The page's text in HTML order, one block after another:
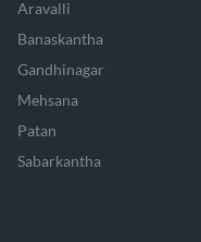
Aravalli
Banaskantha
Gandhinagar
Mehsana
Patan
Sabarkantha